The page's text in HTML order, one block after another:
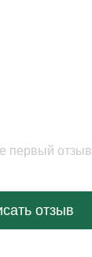
первый отзыв
отзыв